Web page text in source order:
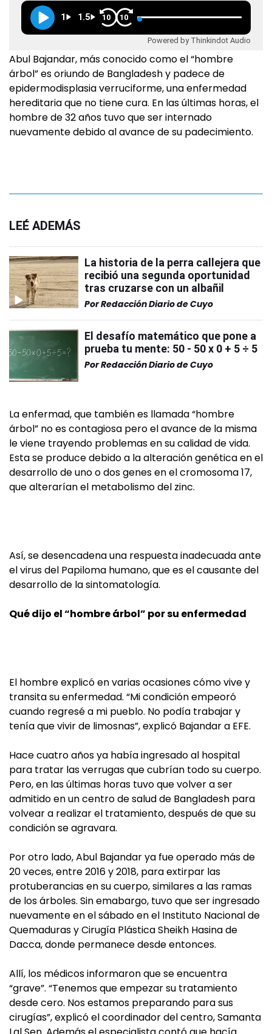
1 1.5 10 10
Powered by Thinkindot Audio
Abul Bajandar, más conocido como el “hombre
árbol” es oriundo de Bangladesh y padece de
epidermodisplasia verruciforme, una enfermedad
hereditaria que no tiene cura. En las últimas horas, el
hombre de 32 años tuvo que ser internado
nuevamente debido al avance de su padecimiento.
LEÉ ADEMÁS
La historia de la perra callejera que
recibió una segunda oportunidad
tras cruzarse con un albañil
PorRedacción Diario de Cuyo
El desafío matemático que pone a
prueba tu mente: 50 - 50 x 0 + 5 ÷ 5
PorRedacción Diario de Cuyo
La enfermad, que también es llamada “hombre
árbol” no es contagiosa pero el avance de la misma
le viene trayendo problemas en su calidad de vida.
Esta se produce debido a la alteración genética en el
desarrollo de uno o dos genes en el cromosoma 17,
que alterarían el metabolismo del zinc.
Así, se desencadena una respuesta inadecuada ante
el virus del Papiloma humano, que es el causante del
desarrollo de la sintomatología.
Qué dijo el “hombre árbol” por su enfermedad
El hombre explicó en varias ocasiones cómo vive y
transita su enfermedad. “Mi condición empeoró
cuando regresé a mi pueblo. No podía trabajar y
tenía que vivir de limosnas”, explicó Bajandar a EFE.
Hace cuatro años ya había ingresado al hospital
para tratar las verrugas que cubrían todo su cuerpo.
Pero, en las últimas horas tuvo que volver a ser
admitido en un centro de salud de Bangladesh para
volvear a realizar el tratamiento, después de que su
condición se agravara.
Por otro lado, Abul Bajandar ya fue operado más de
20 veces, entre 2016 y 2018, para extirpar las
protuberancias en su cuerpo, similares a las ramas
de los árboles. Sin emabargo, tuvo que ser ingresado
nuevamente en el sábado en el Instituto Nacional de
Quemaduras y Cirugía Plástica Sheikh Hasina de
Dacca, donde permanece desde entonces.
Allí, los médicos informaron que se encuentra
“grave”. “Tenemos que empezar su tratamiento
desde cero. Nos estamos preparando para sus
cirugías”, explicó el coordinador del centro, Samanta